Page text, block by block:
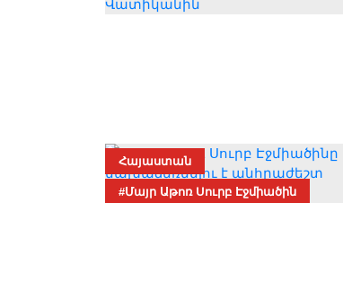
Հայաստան
#Մայր Աթոռ Սուրբ Էջմիածին